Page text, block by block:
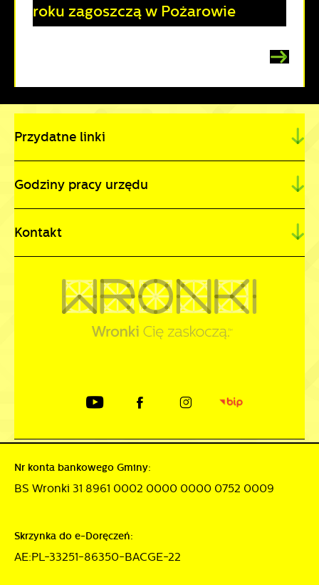
roku zagoszczą w Pożarowie
Przydatne linki
Godziny pracy urzędu
Kontakt
Nr konta bankowego Gminy:
BS Wronki 31 8961 0002 0000 0000 0752 0009
Skrzynka do e-Doręczeń:
AE:PL-33251-86350-BACGE-22